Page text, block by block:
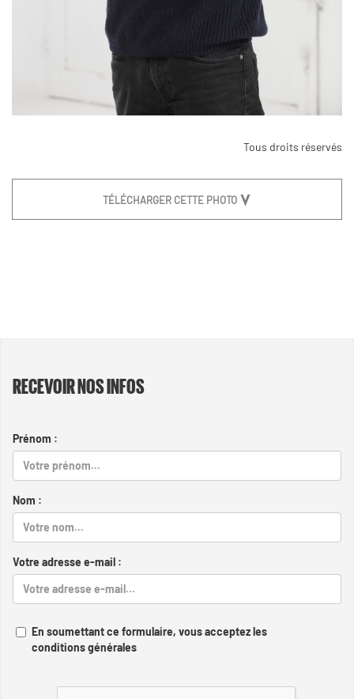
Tous droits réservés
TÉLÉCHARGER CETTE PHOTO
RECEVOIR NOS INFOS
Prénom :
Nom :
Votre adresse e-mail :
En soumettant ce formulaire, vous acceptez les
conditions générales